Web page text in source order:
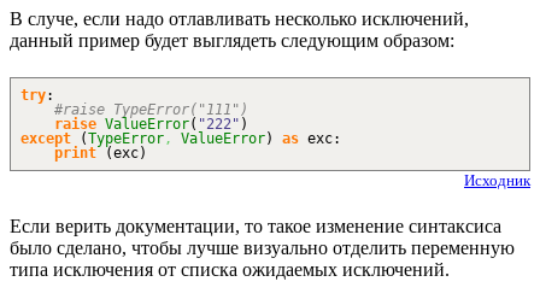
В случе, если надо отлавливать несколько исключений,
данный пример будет выглядеть следующим образом:
try:
#raise TypeError("111")
raise ValueError( "222" )
except
(TypeError, ValueError) as exc:
print (exc)
Исходник
Если верить документации, то такое изменение синтаксиса
было сделано, чтобы лучше визуально отделить переменную
типа исключения от списка ожидаемых исключений.